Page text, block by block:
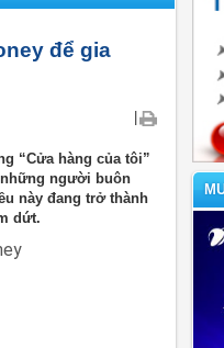
để gia
“Cửa hàng của tôi”
người buôn
này đang trở thành
dứt.